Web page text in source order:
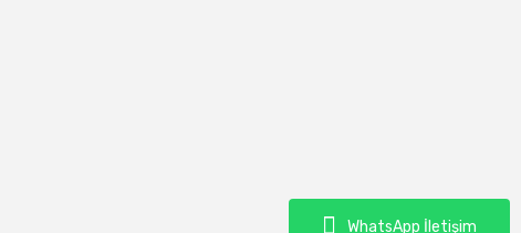
WhatsApp İletişim